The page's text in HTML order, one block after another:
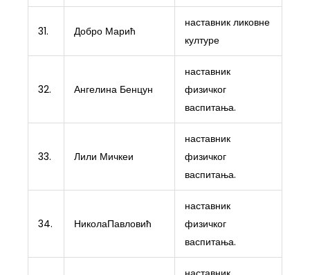
31. Добро Марић
наставник ликовне
културе
32. Ангелина Бенцун
наставник
физичког
васпитања.
33. Лили Мичкеи
наставник
физичког
васпитања.
34. НиколаПавловић
наставник
физичког
васпитања.